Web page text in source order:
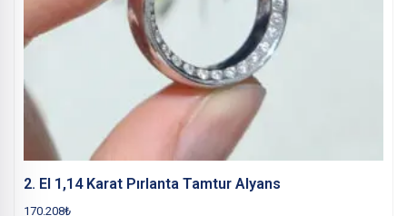
2. El 1,14 Karat Pırlanta Tamtur Alyans
170.208₺